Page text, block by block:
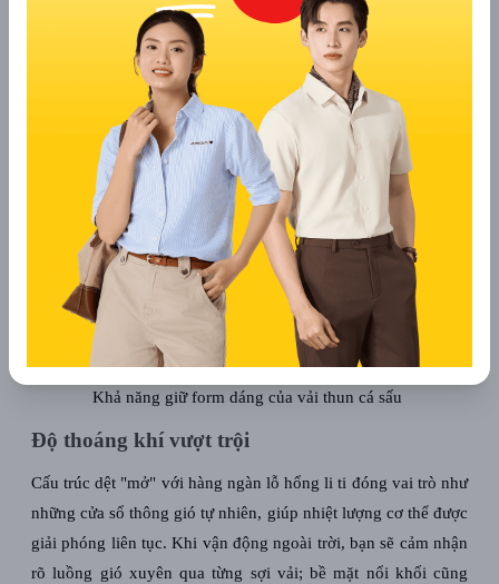
Ngay cả sau cả ngày dài ngồi văn phòng hay di chuyển, chiếc
áo polo Pique cao cấp vẫn giữ được hình khối thẳng thớm,
đặc biệt là phần cổ áo không bị đổ hay bẹp, giúp người mặc
duy trì diện mạo chỉn chu.
Khả năng giữ form dáng của vải thun cá sấu
Độ thoáng khí vượt trội
Cấu trúc dệt "mở" với hàng ngàn lỗ hổng li ti đóng vai trò như
những cửa sổ thông gió tự nhiên, giúp nhiệt lượng cơ thể được
giải phóng liên tục. Khi vận động ngoài trời, bạn sẽ cảm nhận
rõ luồng gió xuyên qua từng sợi vải; bề mặt nổi khối cũng